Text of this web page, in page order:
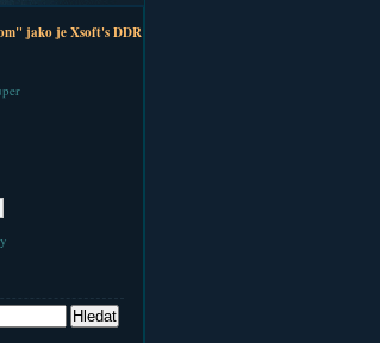
jako je Xsoft's DDR